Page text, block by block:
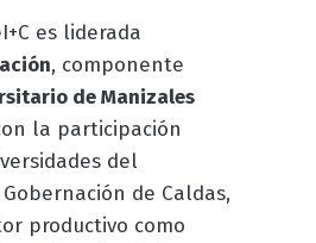
es liderada
, componente
de Manizales
la participación
del
de Caldas,
productivo como